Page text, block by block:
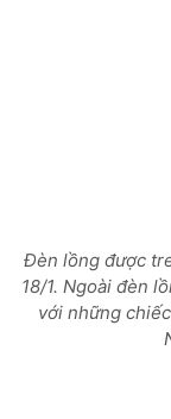
Đèn lồng được
18/1. Ngoài đèn
với những